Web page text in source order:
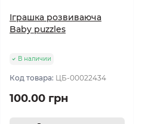
Іграшка розвиваюча
Baby puzzles
В наличии
Код товара: ЦБ-00022434
100.00 грн